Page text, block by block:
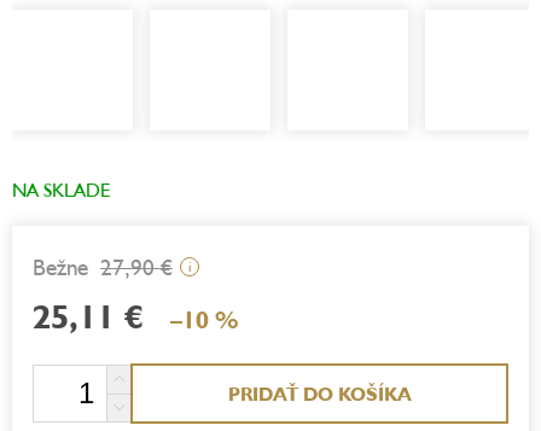
NA SKLADE
27,90 € i
25,11 € –10 %
PRIDAŤ DO KOŠÍKA